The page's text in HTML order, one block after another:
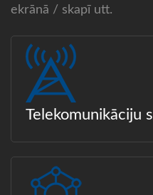
ekrānā / skapī utt.
Telekomunikāciju